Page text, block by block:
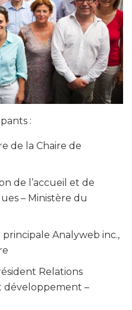
:
de la Chaire de
de l’accueil et de
– Ministère du
principale Analyweb inc.,
Relations
développement –